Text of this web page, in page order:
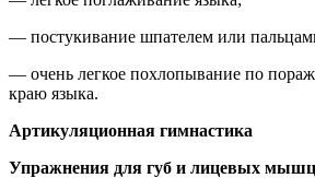
— постукивание шпателем или
— очень легкое похлопывание по
краю языка.
Артикуляционная гимнастика
Упражнения для губ и лицевых мышц